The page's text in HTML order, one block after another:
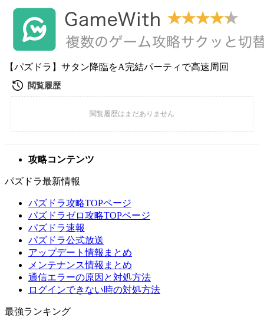
【パズドラ】サタン降臨をA完結パーティで高速周回
攻略コンテンツ
パズドラ最新情報
パズドラ攻略TOPページ
パズドラゼロ攻略TOPページ
パズドラ速報
パズドラ公式放送
アップデート情報まとめ
メンテナンス情報まとめ
通信エラーの原因と対処方法
ログインできない時の対処方法
最強ランキング